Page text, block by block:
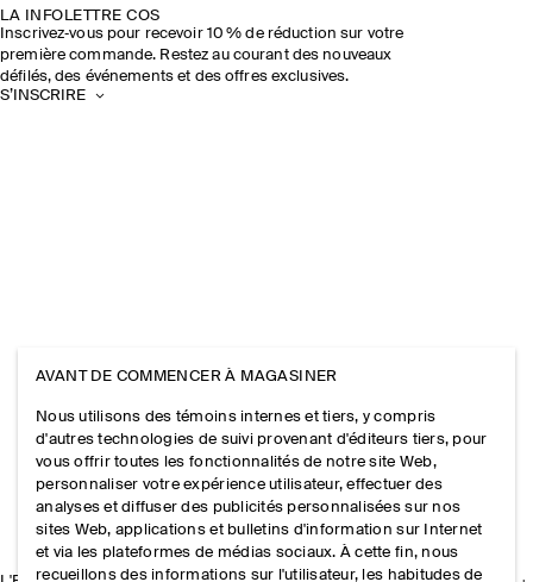
LA INFOLETTRE COS
Inscrivez‑vous pour recevoir 10 % de réduction sur votre
première commande. Restez au courant des nouveaux
défilés, des événements et des offres exclusives.
S’INSCRIRE
AVANT DE COMMENCER À MAGASINER
Nous utilisons des témoins internes et tiers, y compris
d'autres technologies de suivi provenant d'éditeurs tiers, pour
vous offrir toutes les fonctionnalités de notre site Web,
personnaliser votre expérience utilisateur, effectuer des
analyses et diffuser des publicités personnalisées sur nos
sites Web, applications et bulletins d'information sur Internet
et via les plateformes de médias sociaux. À cette fin, nous
recueillons des informations sur l'utilisateur, les habitudes de